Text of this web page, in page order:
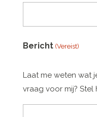
Bericht (Vereist)
Laat me weten wat
vraag voor mij? Stel